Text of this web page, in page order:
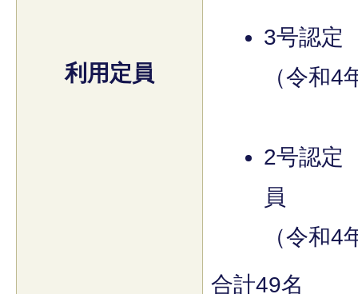
利用定員
3号認定
（令和
2号認定
員
（令和
合計49名